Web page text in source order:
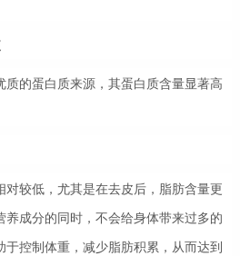
的蛋白质来源，其蛋白质含量显著高
较低，尤其是在去皮后，脂肪含量更
成分的同时，不会给身体带来过多的
控制体重，减少脂肪积累，从而达到